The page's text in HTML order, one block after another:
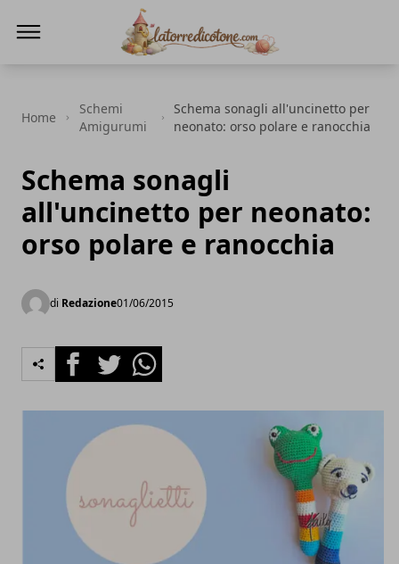
Home
Schemi
Amigurumi
Schema sonagli all'uncinetto per
neonato: orso polare e ranocchia
Schema sonagli
all'uncinetto per neonato:
orso polare e ranocchia
di Redazione01/06/2015
FacebookTwitterWhatsapp